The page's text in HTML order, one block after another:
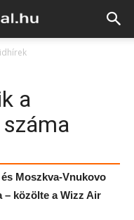
a
Moszkva-Vnukovo
– közölte a Wizz Air